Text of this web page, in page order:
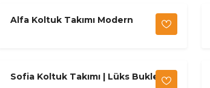
Alfa Koltuk Takımı Modern
Sofia Koltuk Takımı | Lüks Bukle